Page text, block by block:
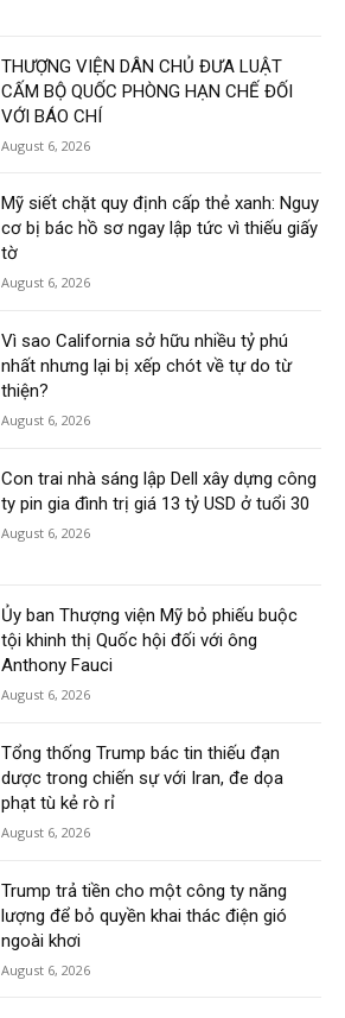
THƯỢNG VIỆN DÂN CHỦ ĐƯA LUẬT
CẤM BỘ QUỐC PHÒNG HẠN CHẾ ĐỐI
VỚI BÁO CHÍ
August 6, 2026
Mỹ siết chặt quy định cấp thẻ xanh: Nguy
cơ bị bác hồ sơ ngay lập tức vì thiếu giấy
tờ
August 6, 2026
Vì sao California sở hữu nhiều tỷ phú
nhất nhưng lại bị xếp chót về tự do từ
thiện?
August 6, 2026
Con trai nhà sáng lập Dell xây dựng công
ty pin gia đình trị giá 13 tỷ USD ở tuổi 30
August 6, 2026
Ủy ban Thượng viện Mỹ bỏ phiếu buộc
tội khinh thị Quốc hội đối với ông
Anthony Fauci
August 6, 2026
Tổng thống Trump bác tin thiếu đạn
dược trong chiến sự với Iran, đe dọa
phạt tù kẻ rò rỉ
August 6, 2026
Trump trả tiền cho một công ty năng
lượng để bỏ quyền khai thác điện gió
ngoài khơi
August 6, 2026